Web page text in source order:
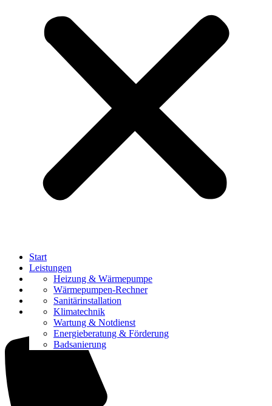
Start
Leistungen
Heizung & Wärmepumpe
Wärmepumpen-Rechner
Sanitärinstallation
Klimatechnik
Wartung & Notdienst
Energieberatung & Förderung
Badsanierung
Referenzen
Über uns
Karriere
Kontakt